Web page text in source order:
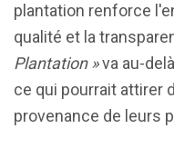
plantation renforce
qualité et la
Plantation »va au-
ce qui pourrait attirer
provenance de leurs